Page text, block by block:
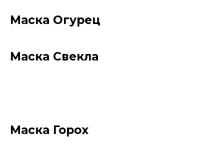
Маска Огурец
Маска Свекла
Маска Горох